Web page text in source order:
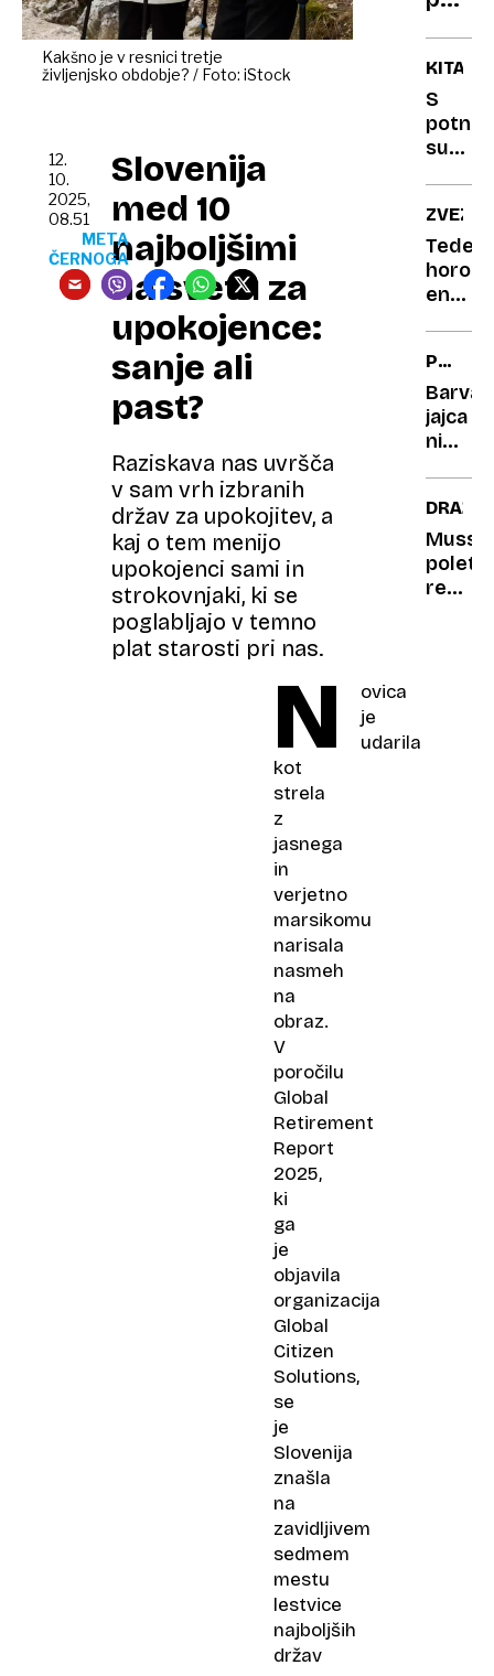
Kakšno je v resnici tretje
življenjsko obdobje? / Foto: iStock
Slovenija
med 10
najboljšimi
na svetu za
upokojence:
sanje ali
past?
Raziskava nas uvršča
v sam vrh izbranih
držav za upokojitev, a
kaj o tem menijo
upokojenci sami in
strokovnjaki, ki se
poglabljajo v temno
plat starosti pri nas.
12.
10.
2025,
08.51
META
ČERNOGA
N
ovica
je
udarila
kot
strela
z
jasnega
in
verjetno
marsikomu
narisala
nasmeh
na
obraz.
V
poročilu
Global
Retirement
Report
2025,
ki
ga
je
objavila
organizacija
Global
Citizen
Solutions,
se
je
Slovenija
znašla
na
zavidljivem
sedmem
mestu
lestvice
najboljših
držav
ima
S
mejnik:
450
km/h
na
ZVEZDE
eno
mora
ta
teden
pustiti
za
seboj
Barva
jajca
ni
šteje
samo
ena